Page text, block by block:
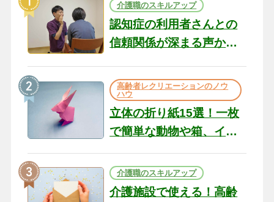
介護職のスキルアップ
認知症の利用者さんとの
信頼関係が深まる声かけ
の現場から（22）
高齢者レクリエーションのノウ
ハウ
立体の折り紙15選！一枚
で簡単な動物や箱、イン
テリアになる作品まで
介護職のスキルアップ
介護施設で使える！高齢